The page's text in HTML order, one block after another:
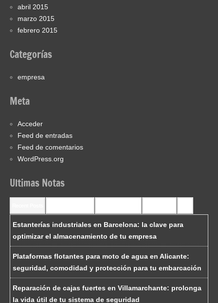
abril 2015
marzo 2015
febrero 2015
Categorías
empresa
Meta
Acceder
Feed de entradas
Feed de comentarios
WordPress.org
Ultimas Notas
Estanterías industriales en Barcelona: la clave para
optimizar el almacenamiento de tu empresa
Plataformas flotantes para moto de agua en Alicante:
seguridad, comodidad y protección para tu embarcación
Reparación de cajas fuertes en Villamarchante: prolonga
la vida útil de tu sistema de seguridad